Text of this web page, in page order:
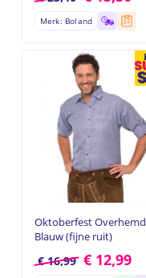
Merk: Boland
Oktoberfest Overhemd
Blauw (fijne ruit)
€16,99 € 12,99